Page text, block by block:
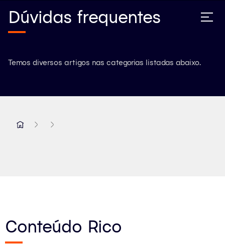
Dúvidas frequentes
Temos diversos artigos nas categorias listadas abaixo.
Conteúdo Rico